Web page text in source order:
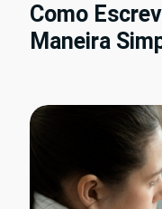
Como
Maneira